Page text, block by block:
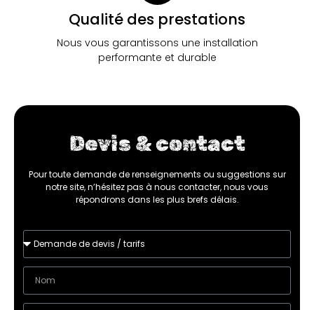
Qualité des prestations
Nous vous garantissons une installation
performante et durable
Devis & contact
Pour toute demande de renseignements ou suggestions sur
notre site, n’hésitez pas à nous contacter, nous vous
répondrons dans les plus brefs délais.